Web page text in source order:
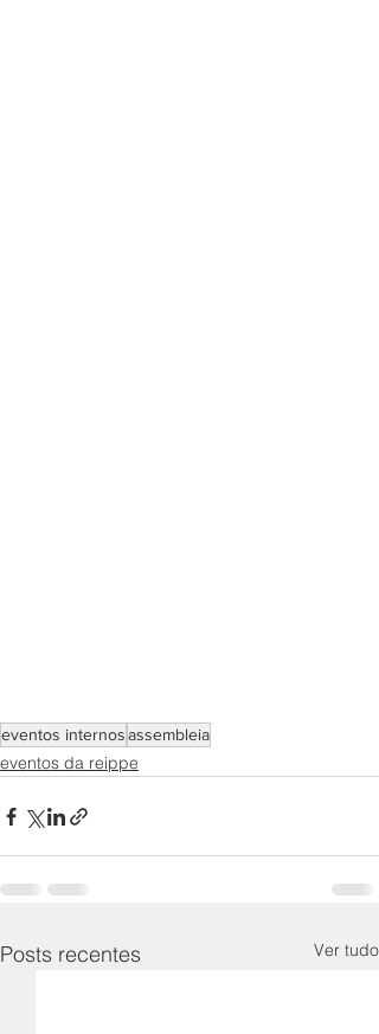
eventos internosassembleia
eventos da reippe
Posts recentes Ver tudo